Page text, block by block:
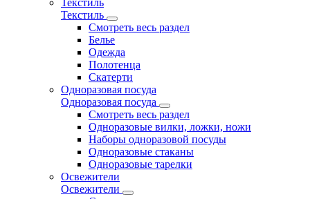
Текстиль
Текстиль
Смотреть весь раздел
Белье
Одежда
Полотенца
Скатерти
Одноразовая посуда
Одноразовая посуда
Смотреть весь раздел
Одноразовые вилки, ложки, ножи
Наборы одноразовой посуды
Одноразовые стаканы
Одноразовые тарелки
Освежители
Освежители